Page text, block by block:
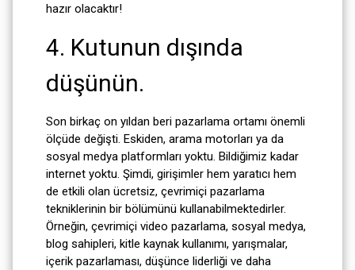
hazır olacaktır!
4. Kutunun dışında
düşünün.
Son birkaç on yıldan beri pazarlama ortamı önemli
ölçüde değişti. Eskiden, arama motorları ya da
sosyal medya platformları yoktu. Bildiğimiz kadar
internet yoktu. Şimdi, girişimler hem yaratıcı hem
de etkili olan ücretsiz, çevrimiçi pazarlama
tekniklerinin bir bölümünü kullanabilmektedirler.
Örneğin, çevrimiçi video pazarlama, sosyal medya,
blog sahipleri, kitle kaynak kullanımı, yarışmalar,
içerik pazarlaması, düşünce liderliği ve daha